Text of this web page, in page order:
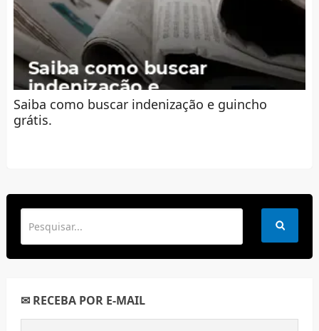
Saiba como buscar indenização e guincho
grátis.
✉ RECEBA POR E-MAIL